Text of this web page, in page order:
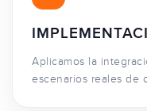
Aplicamos la
escenarios reales de